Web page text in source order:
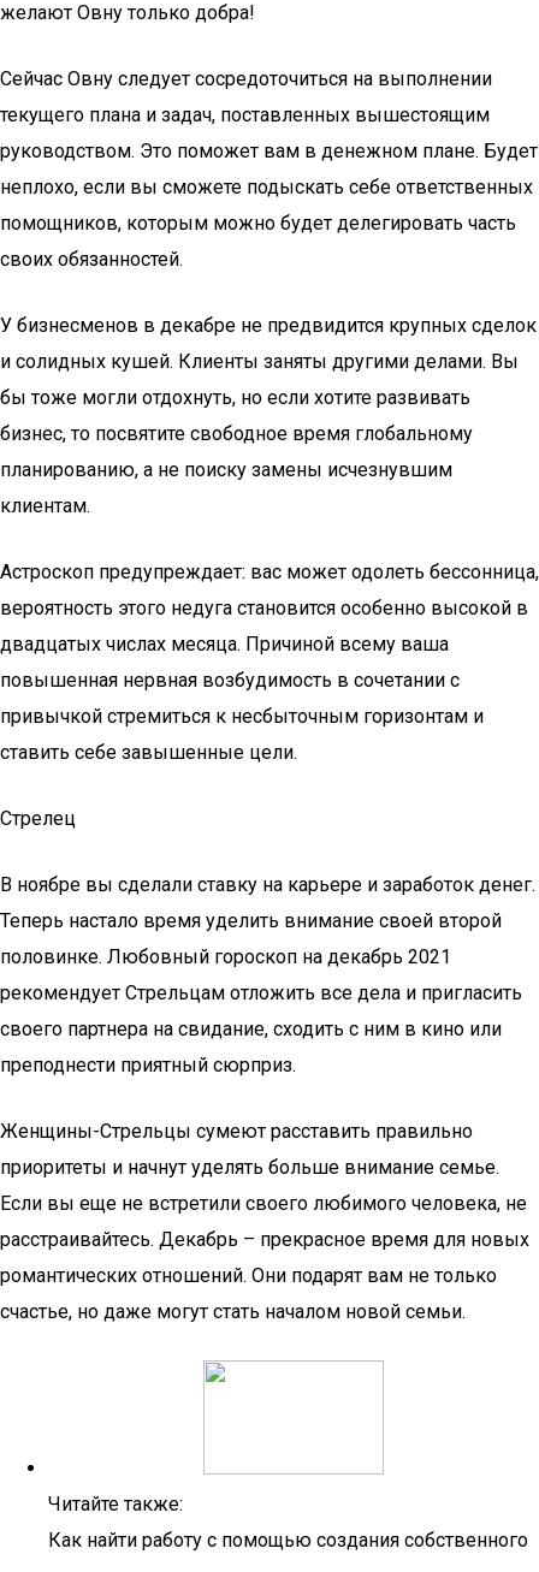
желают Овну только добра!
Сейчас Овну следует сосредоточиться на выполнении
текущего плана и задач, поставленных вышестоящим
руководством. Это поможет вам в денежном плане. Будет
неплохо, если вы сможете подыскать себе ответственных
помощников, которым можно будет делегировать часть
своих обязанностей.
У бизнесменов в декабре не предвидится крупных сделок
и солидных кушей. Клиенты заняты другими делами. Вы
бы тоже могли отдохнуть, но если хотите развивать
бизнес, то посвятите свободное время глобальному
планированию, а не поиску замены исчезнувшим
клиентам.
Астроскоп предупреждает: вас может одолеть бессонница,
вероятность этого недуга становится особенно высокой в
двадцатых числах месяца. Причиной всему ваша
повышенная нервная возбудимость в сочетании с
привычкой стремиться к несбыточным горизонтам и
ставить себе завышенные цели.
Стрелец
В ноябре вы сделали ставку на карьере и заработок денег.
Теперь настало время уделить внимание своей второй
половинке. Любовный гороскоп на декабрь 2021
рекомендует Стрельцам отложить все дела и пригласить
своего партнера на свидание, сходить с ним в кино или
преподнести приятный сюрприз.
Женщины-Стрельцы сумеют расставить правильно
приоритеты и начнут уделять больше внимание семье.
Если вы еще не встретили своего любимого человека, не
расстраивайтесь. Декабрь – прекрасное время для новых
романтических отношений. Они подарят вам не только
счастье, но даже могут стать началом новой семьи.
Читайте также:
Как найти работу с помощью создания собственного